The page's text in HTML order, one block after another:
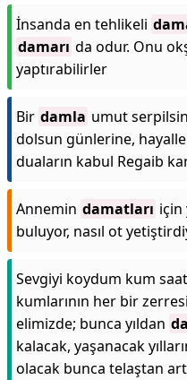
İnsanda en tehlikeli
damarı da odur. Onu
yaptırabilirler
Bir damla umut
dolsun günlerine,
duaların kabul Regaib
Annemin damatları için
buluyor, nasıl ot
Sevgiyi koydum kum
kumlarının her bir
elimizde; bunca yıldan
kalacak, yaşanacak
olacak bunca telaştan